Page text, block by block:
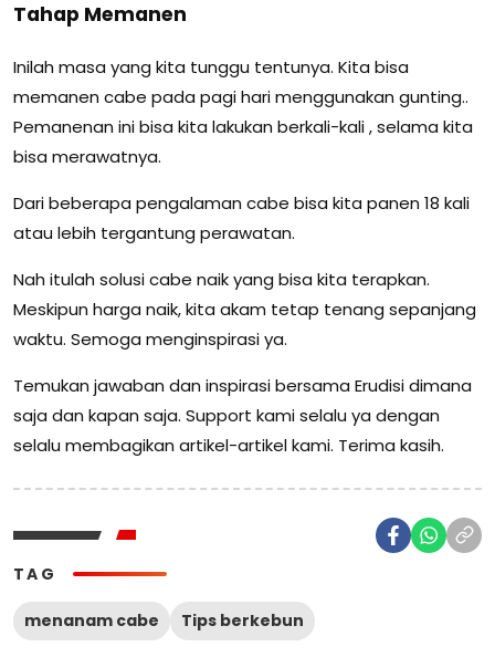
Tahap Memanen
Inilah masa yang kita tunggu tentunya. Kita bisa
memanen cabe pada pagi hari menggunakan gunting..
Pemanenan ini bisa kita lakukan berkali-kali , selama kita
bisa merawatnya.
Dari beberapa pengalaman cabe bisa kita panen 18 kali
atau lebih tergantung perawatan.
Nah itulah solusi cabe naik yang bisa kita terapkan.
Meskipun harga naik, kita akam tetap tenang sepanjang
waktu. Semoga menginspirasi ya.
Temukan jawaban dan inspirasi bersama Erudisi dimana
saja dan kapan saja. Support kami selalu ya dengan
selalu membagikan artikel-artikel kami. Terima kasih.
TAG
menanam cabe Tips berkebun